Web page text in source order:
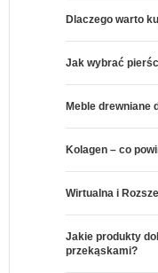
Dlaczego warto
Jak wybrać
Meble drewniane
Kolagen – co
Wirtualna i
Jakie produkty
przekąskami?